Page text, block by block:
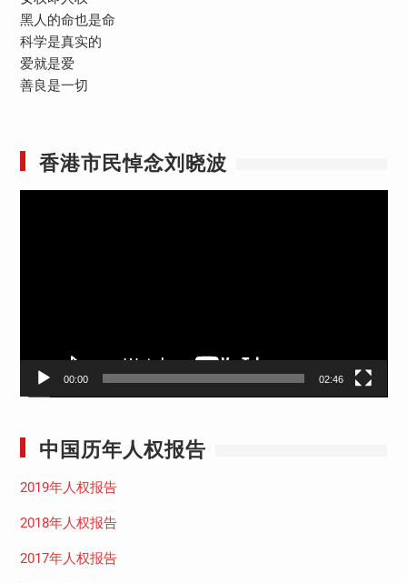
黑人的命也是命
科学是真实的
爱就是爱
善良是一切
香港市民悼念刘晓波
00:00 02:46
中国历年人权报告
2019年人权报告
2018年人权报告
2017年人权报告